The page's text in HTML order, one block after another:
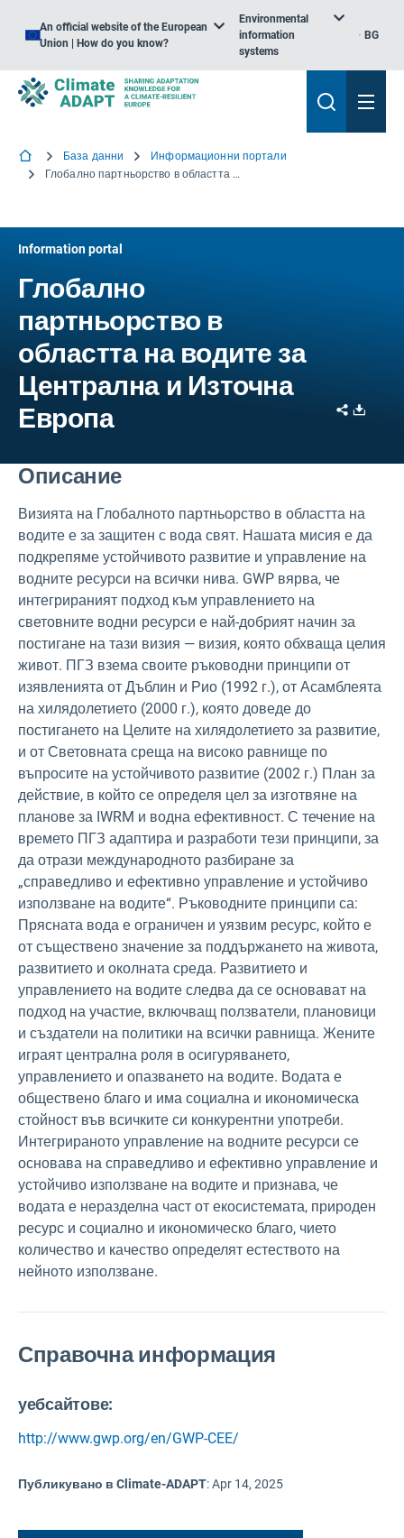
An official website of the European
Union | How do you know?
Environmental
information
systems
BG
База данни
Информационни портали
Глобално партньорство в областта на водите за Централна и Източна Европа
Information portal
Глобално
партньорство в
областта на водите за
Централна и Източна
Европа
Share
Описание
Визията на Глобалното партньорство в областта на
водите е за защитен с вода свят. Нашата мисия е да
подкрепяме устойчивото развитие и управление на
водните ресурси на всички нива. GWP вярва, че
интегрираният подход към управлението на
световните водни ресурси е най-добрият начин за
постигане на тази визия — визия, която обхваща целия
живот. ПГЗ взема своите ръководни принципи от
изявленията от Дъблин и Рио (1992 г.), от Асамблеята
на хилядолетието (2000 г.), която доведе до
постигането на Целите на хилядолетието за развитие,
и от Световната среща на високо равнище по
въпросите на устойчивото развитие (2002 г.) План за
действие, в който се определя цел за изготвяне на
планове за IWRM и водна ефективност. С течение на
времето ПГЗ адаптира и разработи тези принципи, за
да отрази международното разбиране за
„справедливо и ефективно управление и устойчиво
използване на водите“. Ръководните принципи са:
Прясната вода е ограничен и уязвим ресурс, който е
от съществено значение за поддържането на живота,
развитието и околната среда. Развитието и
управлението на водите следва да се основават на
подход на участие, включващ ползватели, плановици
и създатели на политики на всички равнища. Жените
играят централна роля в осигуряването,
управлението и опазването на водите. Водата е
обществено благо и има социална и икономическа
стойност във всичките си конкурентни употреби.
Интегрираното управление на водните ресурси се
основава на справедливо и ефективно управление и
устойчиво използване на водите и признава, че
водата е неразделна част от екосистемата, природен
ресурс и социално и икономическо благо, чието
количество и качество определят естеството на
нейното използване.
Справочна информация
уебсайтове:
http://www.gwp.org/en/GWP-CEE/
Публикувано в Climate-ADAPT:Apr 14, 2025